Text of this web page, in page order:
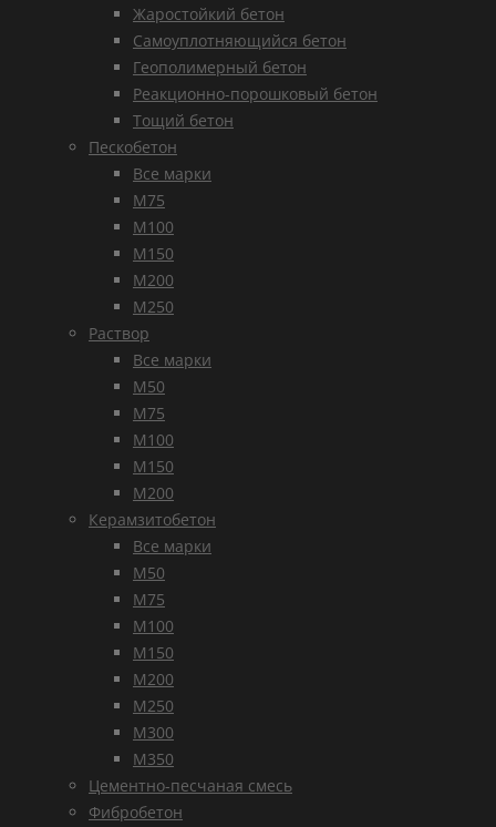
Жаростойкий бетон
Самоуплотняющийся бетон
Геополимерный бетон
Реакционно-порошковый бетон
Тощий бетон
Пескобетон
Все марки
М75
М100
М150
М200
М250
Раствор
Все марки
М50
М75
М100
М150
М200
Керамзитобетон
Все марки
М50
М75
М100
М150
М200
М250
М300
М350
Цементно-песчаная смесь
Фибробетон